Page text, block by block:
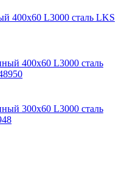
400х60 L3000 сталь LKS
400х60 L3000 сталь
300х60 L3000 сталь